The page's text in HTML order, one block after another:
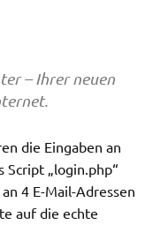
– Ihrer neuen
die Eingaben an
„login.php“
4 E-Mail-Adressen
auf die echte